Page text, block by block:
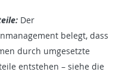
Der
belegt, dass
durch umgesetzte
entstehen – siehe die